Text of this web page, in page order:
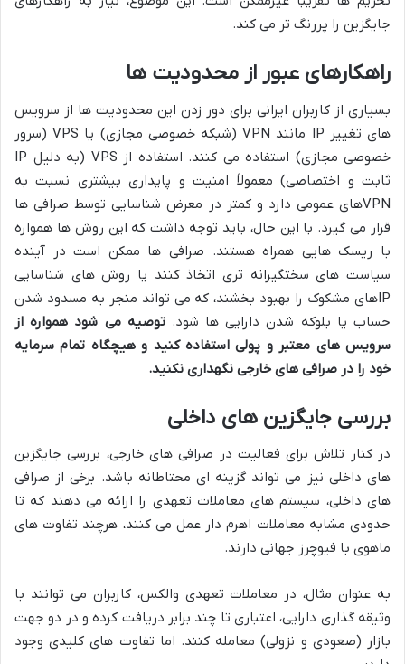
جایگزین را پررنگ تر می کند.
راهکارهای عبور از محدودیت ها
بسیاری از کاربران ایرانی برای دور زدن این محدودیت ها از سرویس
های تغییر IP مانند VPN (شبکه خصوصی مجازی) یا VPS (سرور
خصوصی مجازی) استفاده می کنند. استفاده از VPS (به دلیل IP
ثابت و اختصاصی) معمولاً امنیت و پایداری بیشتری نسبت به
VPNهای عمومی دارد و کمتر در معرض شناسایی توسط صرافی ها
قرار می گیرد. با این حال، باید توجه داشت که این روش ها همواره
با ریسک هایی همراه هستند. صرافی ها ممکن است در آینده
سیاست های سختگیرانه تری اتخاذ کنند یا روش های شناسایی
IPهای مشکوک را بهبود بخشند، که می تواند منجر به مسدود شدن
حساب یا بلوکه شدن دارایی ها شود.توصیه می شود همواره از
سرویس های معتبر و پولی استفاده کنید و هیچگاه تمام سرمایه
خود را در صرافی های خارجی نگهداری نکنید.
بررسی جایگزین های داخلی
در کنار تلاش برای فعالیت در صرافی های خارجی، بررسی جایگزین
های داخلی نیز می تواند گزینه ای محتاطانه باشد. برخی از صرافی
های داخلی، سیستم های معاملات تعهدی را ارائه می دهند که تا
حدودی مشابه معاملات اهرم دار عمل می کنند، هرچند تفاوت های
ماهوی با فیوچرز جهانی دارند.
به عنوان مثال، در معاملات تعهدی والکس، کاربران می توانند با
وثیقه گذاری دارایی، اعتباری تا چند برابر دریافت کرده و در دو جهت
بازار (صعودی و نزولی) معامله کنند. اما تفاوت های کلیدی وجود